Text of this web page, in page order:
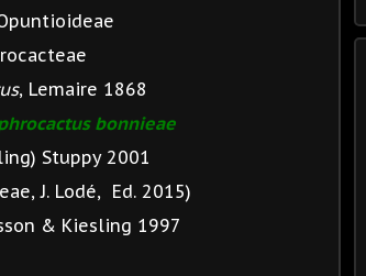
, Lemaire 1868
bonnieae
Stuppy 2001
J. Lodé, Ed. 2015)
& Kiesling 1997